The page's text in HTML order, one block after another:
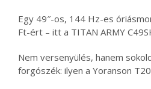
Egy 49″-os, 144 Hz-es
Ft-ért – itt a TITAN ARMY
Nem versenyülés, hanem
forgószék: ilyen a Yoranson